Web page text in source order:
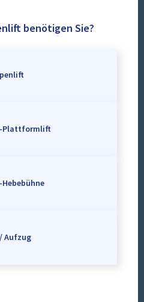
benötigen Sie?
Plattformlift
Aufzug